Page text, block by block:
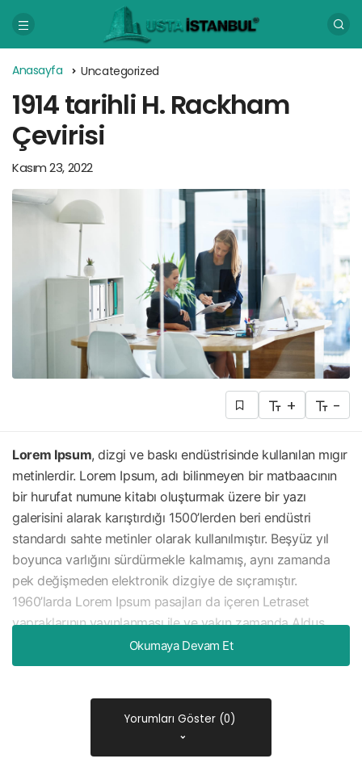
Anasayfa Uncategorized
1914 tarihli H. Rackham
Çevirisi
Kasım 23, 2022
+ -
Lorem Ipsum, dizgi ve baskı endüstrisinde kullanılan mıgır
metinlerdir. Lorem Ipsum, adı bilinmeyen bir matbaacının
bir hurufat numune kitabı oluşturmak üzere bir yazı
galerisini alarak karıştırdığı 1500’lerden beri endüstri
standardı sahte metinler olarak kullanılmıştır. Beşyüz yıl
boyunca varlığını sürdürmekle kalmamış, aynı zamanda
pek değişmeden elektronik dizgiye de sıçramıştır.
1960’larda Lorem Ipsum pasajları da içeren Letraset
yapraklarının yayınlanması ile ve yakın zamanda Aldus
PageMaker gibi Lorem Ipsum sürümleri içeren masaüstü
yayıncılık yazılımları ile popüler olmuştur.
Smart people learn from
Okumaya Devam Et
Yorumları Göster (0)